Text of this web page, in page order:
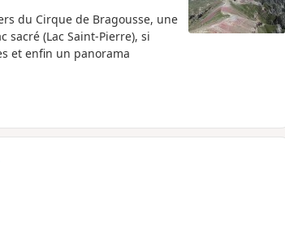
du Cirque de Bragousse, une
(Lac Saint-Pierre), si
et enfin un panorama